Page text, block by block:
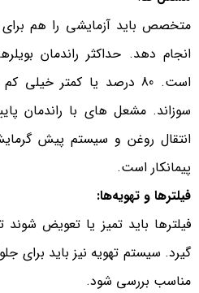
متخصص باید آزمایشی را هم برای
است. 80 درصد یا کمتر
سوزاند. مشعل های با راندمان
انتقال روغن و سیستم پیش
پیمانکار است.
فیلترها و تهویه‌ها:
فیلترها باید تمیز یا تعویض
گیرد. سیستم تهویه نیز باید برای
مناسب بررسی شود.